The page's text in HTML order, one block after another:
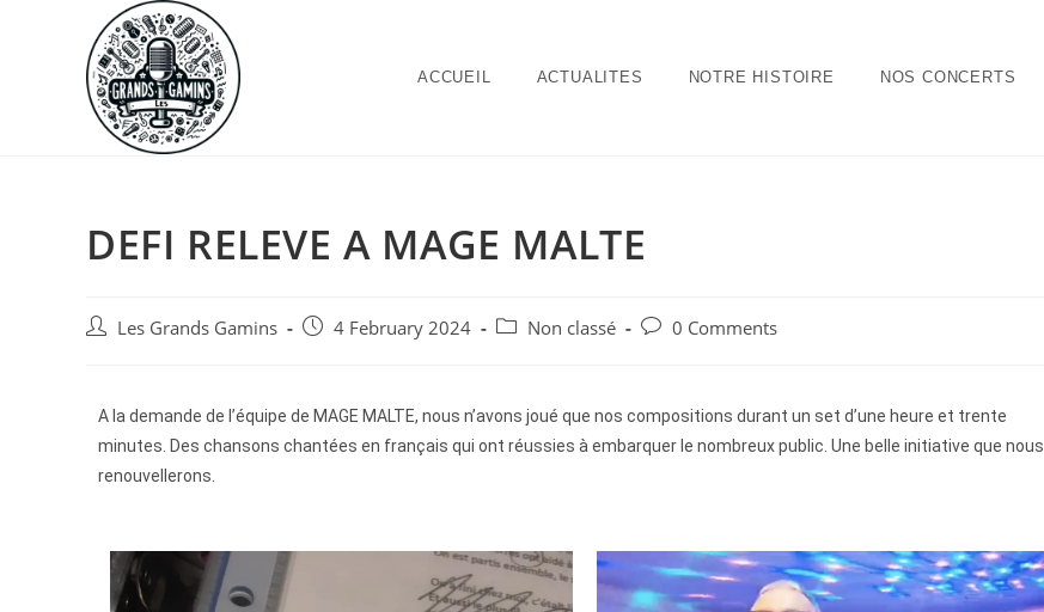
ACCUEIL ACTUALITES NOTRE HISTOIRE NOS CONCERTS
DEFI RELEVE A MAGE MALTE
Les Grands Gamins 4 February 2024 Non classé 0 Comments
A la demande de l’équipe de MAGE MALTE, nous n’avons joué que nos compositions durant un set d’une heure et trente
minutes. Des chansons chantées en français qui ont réussies à embarquer le nombreux public. Une belle initiative que nous
renouvellerons.